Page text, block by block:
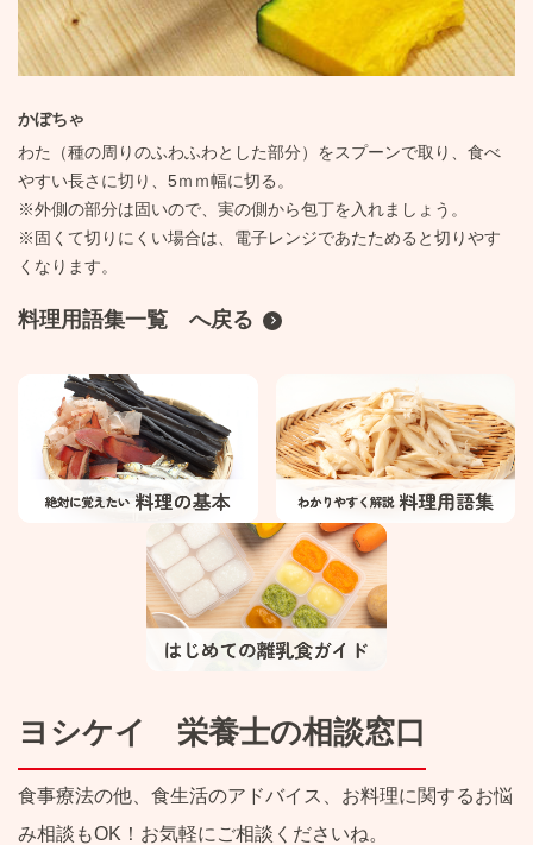
かぼちゃ
わた（種の周りのふわふわとした部分）をスプーンで取り、食べ
やすい長さに切り、5ｍｍ幅に切る。
※外側の部分は固いので、実の側から包丁を入れましょう。
※固くて切りにくい場合は、電子レンジであたためると切りやす
くなります。
料理用語集一覧 へ戻る
ヨシケイ 栄養士の相談窓口
食事療法の他、食生活のアドバイス、お料理に関するお悩
み相談もOK！お気軽にご相談くださいね。